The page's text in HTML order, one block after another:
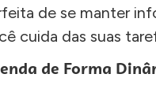
de se manter
cuida das suas
de Forma